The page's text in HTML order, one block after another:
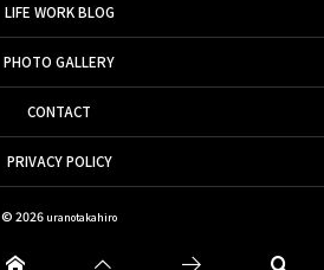
LIFE WORK BLOG
PHOTO GALLERY
CONTACT
PRIVACY POLICY
© 2026 uranotakahiro